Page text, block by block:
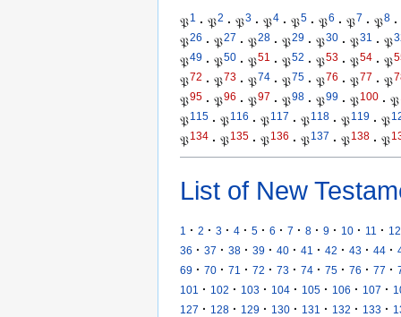
𝔓1 · 𝔓2 · 𝔓3 · 𝔓4 · 𝔓5 · 𝔓6 · 𝔓7 · 𝔓8 ·
𝔓26 · 𝔓27 · 𝔓28 · 𝔓29 · 𝔓30 · 𝔓31 · 𝔓
𝔓49 · 𝔓50 · 𝔓51 · 𝔓52 · 𝔓53 · 𝔓54 · 𝔓
𝔓72 · 𝔓73 · 𝔓74 · 𝔓75 · 𝔓76 · 𝔓77 · 𝔓
𝔓95 · 𝔓96 · 𝔓97 · 𝔓98 · 𝔓99 · 𝔓100 · 𝔓
𝔓115 · 𝔓116 · 𝔓117 · 𝔓118 · 𝔓119 · 𝔓
𝔓134 · 𝔓135 · 𝔓136 · 𝔓137 · 𝔓138 · 𝔓
List of New
1 · 2 · 3 · 4 · 5 · 6 · 7 · 8 · 9 · 10 · 11 · 12
36 · 37 · 38 · 39 · 40 · 41 · 42 · 43 · 44 ·
69 · 70 · 71 · 72 · 73 · 74 · 75 · 76 · 77 ·
101
· 102 · 103 · 104 · 105 · 106 · 107 ·
127 · 128 · 129 · 130 · 131 · 132 · 133 ·